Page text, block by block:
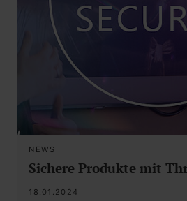
NEWS
Sichere Produkte mit
18.01.2024